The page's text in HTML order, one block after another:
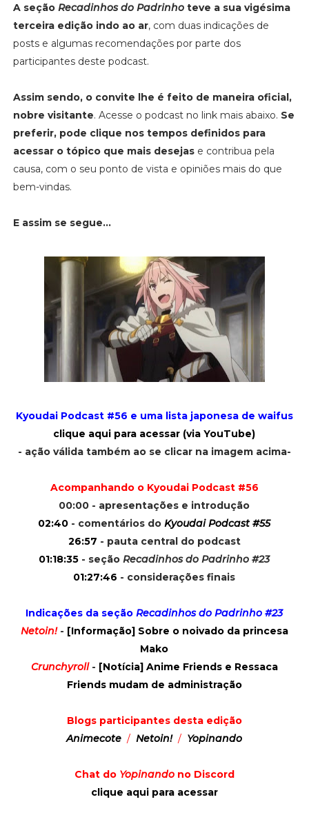
A seção Recadinhos do Padrinhoteve a sua vigésima
terceira edição indo ao ar, com duas indicações de
posts e algumas recomendações por parte dos
participantes deste podcast.
Assim sendo, o convite lhe é feito de maneira oficial,
nobre visitante. Acesse o podcast no link mais abaixo. Se
preferir, pode clique nos tempos definidos para
acessar o tópico que mais desejase contribua pela
causa, com o seu ponto de vista e opiniões mais do que
bem-vindas.
E assim se segue...
Kyoudai Podcast #56 e uma lista japonesa de waifus
clique aqui para acessar (via YouTube)
- ação válida também ao se clicar na imagem acima-
Acompanhando o Kyoudai Podcast #56
00:00 - apresentações e introdução
02:40 - comentários doKyoudai Podcast #55
26:57 - pauta central do podcast
01:18:35 - seçãoRecadinhos do Padrinho #23
01:27:46 - considerações finais
Indicações da seçãoRecadinhos do Padrinho #23
Netoin!- [Informação] Sobre o noivado da princesa
Mako
Crunchyroll- [Notícia] Anime Friends e Ressaca
Friends mudam de administração
Blogs participantes desta edição
Animecote / Netoin! / Yopinando
Chat do Yopinandono Discord
clique aqui para acessar